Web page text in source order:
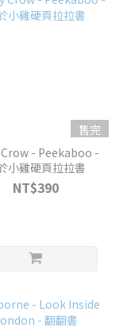
售完
Peekaboo -
小雞硬頁拉拉書
NT$390